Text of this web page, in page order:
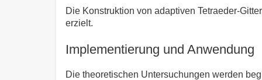
Die Konstruktion von adaptiven Tetraeder-
erzielt.
Implementierung und Anwendung
Die theoretischen Untersuchungen werden